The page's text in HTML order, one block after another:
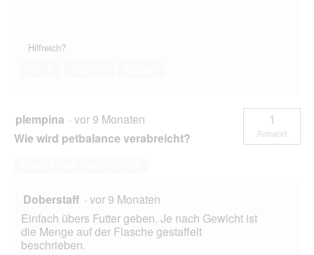
Hilfreich?
plempina · vor 9 Monaten
Wie wird petbalance verabreicht?
1
Antwort
Doberstaff · vor 9 Monaten
Einfach übers Futter geben. Je nach Gewicht ist
die Menge auf der Flasche gestaffelt
beschrieben.